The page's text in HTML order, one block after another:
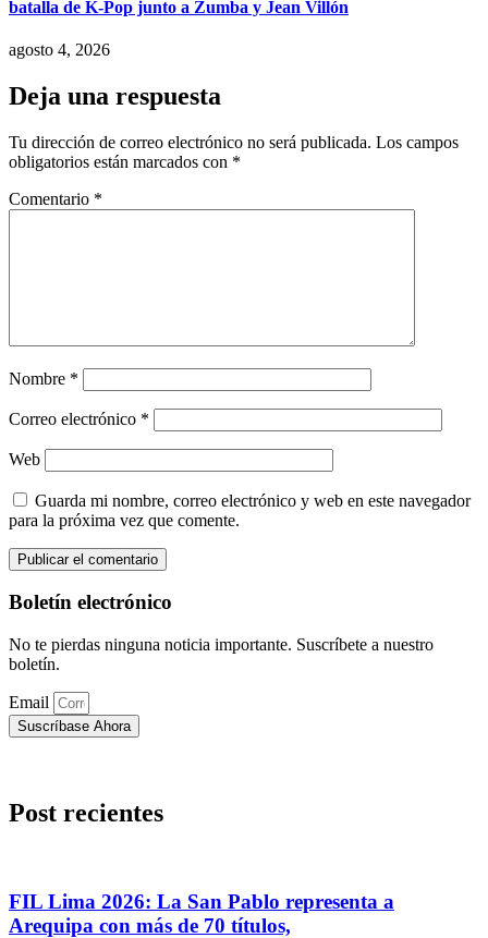
batalla de K-Pop junto a Zumba y Jean Villón
agosto 4, 2026
Deja una respuesta
Tu dirección de correo electrónico no será publicada. Los campos
obligatorios están marcados con *
Comentario *
Nombre *
Correo electrónico *
Web
Guarda mi nombre, correo electrónico y web en este navegador
para la próxima vez que comente.
Boletín electrónico
No te pierdas ninguna noticia importante. Suscríbete a nuestro
boletín.
Email
Suscríbase Ahora
Post recientes
FIL Lima 2026: La San Pablo representa a
Arequipa con más de 70 títulos,